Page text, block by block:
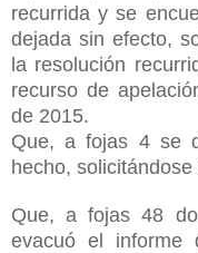
recurrida y se
dejada sin efecto,
la resolución
recurso de
de 2015.
Que, a fojas 4 se
hecho,
Que, a fojas 48
evacuó el informe